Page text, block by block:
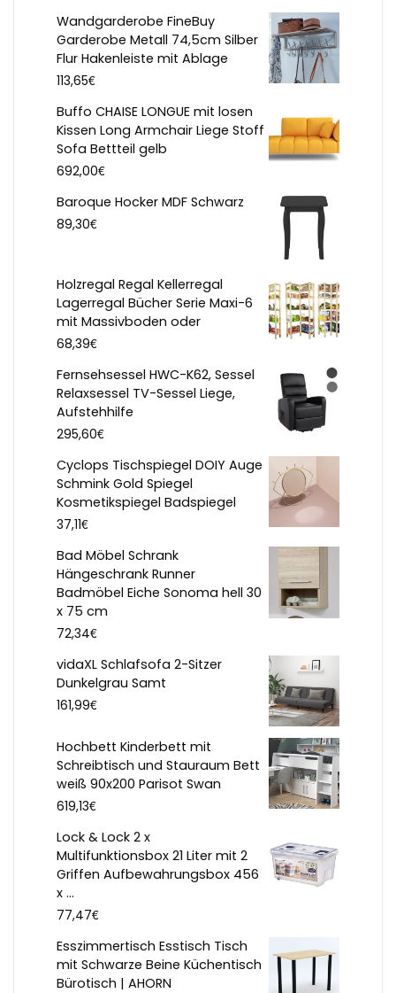
Wandgarderobe FineBuy
Garderobe Metall 74,5cm Silber
Flur Hakenleiste mit Ablage
113,65€
Buffo CHAISE LONGUE mit losen
Kissen Long Armchair Liege Stoff
Sofa Bettteil gelb
692,00€
Baroque Hocker MDF Schwarz
89,30€
Holzregal Regal Kellerregal
Lagerregal Bücher Serie Maxi-6
mit Massivboden oder
68,39€
Fernsehsessel HWC-K62, Sessel
Relaxsessel TV-Sessel Liege,
Aufstehhilfe
295,60€
Cyclops Tischspiegel DOIY Auge
Schmink Gold Spiegel
Kosmetikspiegel Badspiegel
37,11€
Bad Möbel Schrank
Hängeschrank Runner
Badmöbel Eiche Sonoma hell 30
x 75 cm
72,34€
vidaXL Schlafsofa 2-Sitzer
Dunkelgrau Samt
161,99€
Hochbett Kinderbett mit
Schreibtisch und Stauraum Bett
weiß 90x200 Parisot Swan
619,13€
Lock & Lock 2 x
Multifunktionsbox 21 Liter mit 2
Griffen Aufbewahrungsbox 456
x ...
77,47€
Esszimmertisch Esstisch Tisch
mit Schwarze Beine Küchentisch
Bürotisch | AHORN